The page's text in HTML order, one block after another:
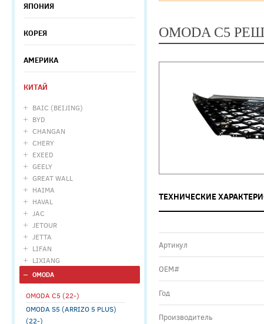
ЯПОНИЯ
КОРЕЯ
АМЕРИКА
КИТАЙ
BAIC (BEIJING)
BYD
CHANGAN
CHERY
EXEED
GEELY
GREAT WALL
HAIMA
HAVAL
JAC
JETOUR
JETTA
LIFAN
LIXIANG
OMODA
OMODA C5 (22-)
OMODA S5 (ARRIZO 5 PLUS)
(22-)
OMODA C5
ТЕХНИЧЕСКИЕ
Артикул
ОЕМ#
Год
Производитель